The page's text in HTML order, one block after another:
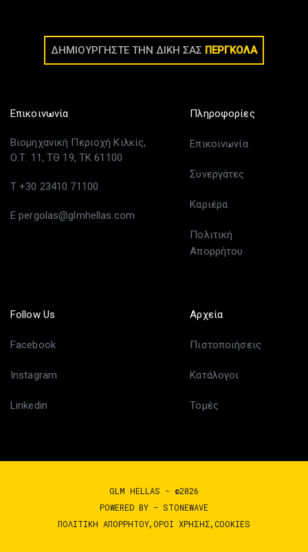
ΔΗΜΙΟΥΡΓΗΣΤΕ ΤΗΝ ΔΙΚΗ ΣΑΣ ΠΕΡΓΚΟΛΑ
Επικοινωνία
Βιομηχανική Περιοχή Κιλκίς,
Ο.Τ. 11, ΤΘ 19, ΤΚ 61100
T +30 23410 71100
E pergolas@glmhellas.com
Πληροφορίες
Επικοινωνία
Συνεργάτες
Καριέρα
Πολιτική
Απορρήτου
Follow Us
Facebook
Instagram
Linkedin
Αρχεία
Πιστοποιήσεις
Κατάλογοι
Τομές
GLM HELLAS - ©2026
POWERED BY - STONEWAVE
ΠΟΛΙΤΙΚΉ ΑΠΟΡΡΉΤΟΥ ΌΡΟΙ ΧΡΉΣΗΣ COOKIES